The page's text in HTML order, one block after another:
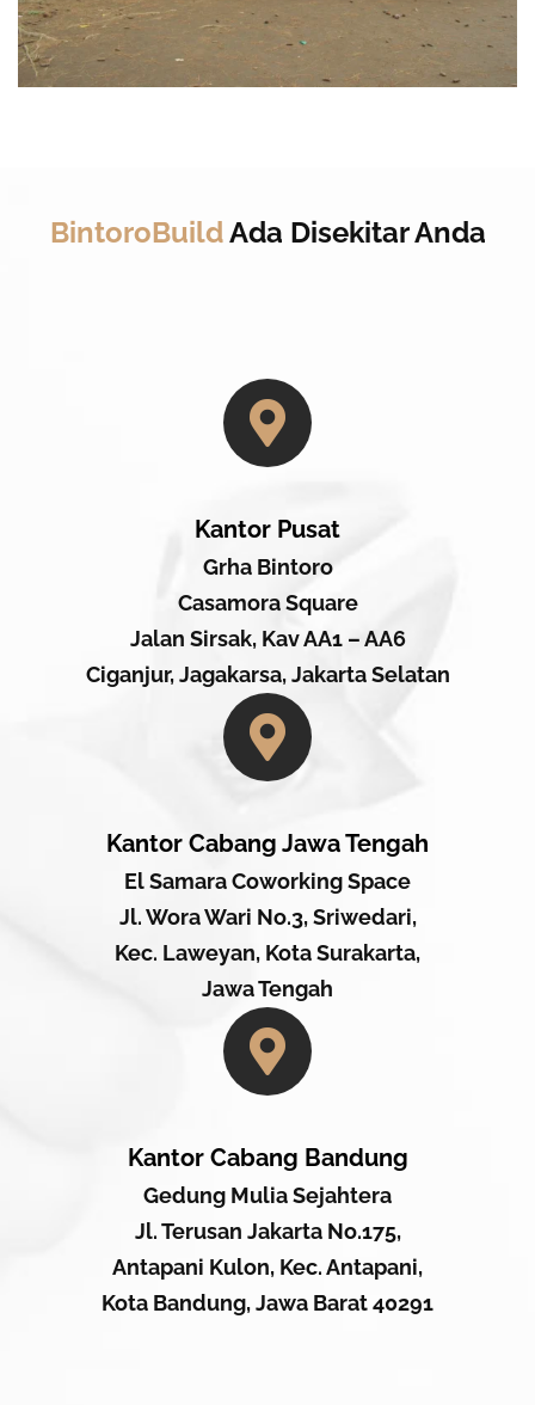
BintoroBuildAda Disekitar Anda
Kantor Pusat
Grha Bintoro
Casamora Square
Jalan Sirsak, Kav AA1 – AA6
Ciganjur, Jagakarsa, Jakarta Selatan
Kantor Cabang Jawa Tengah
El Samara Coworking Space
Jl. Wora Wari No.3, Sriwedari,
Kec. Laweyan, Kota Surakarta,
Jawa Tengah
Kantor Cabang Bandung
Gedung Mulia Sejahtera
Jl. Terusan Jakarta No.175,
Antapani Kulon, Kec. Antapani,
Kota Bandung, Jawa Barat 40291